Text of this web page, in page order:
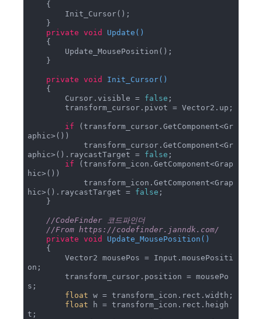
private void Update ( )
private void Init_Cursor( )
        Cursor.visible =
false ;
if (transform_cursor.GetComponent<Gr
aphic>())
aphic>().raycastTarget = false ;
if (transform_icon.GetComponent<Grap
hic>())
hic>().raycastTarget = false ;
//CodeFinder 코드파인더
//From https://codefinder.janndk.com/
private void Update_MousePosition ( )
on;
s;
float w = transform_icon.rect.width;
float h = transform_icon.rect.heigh
t;